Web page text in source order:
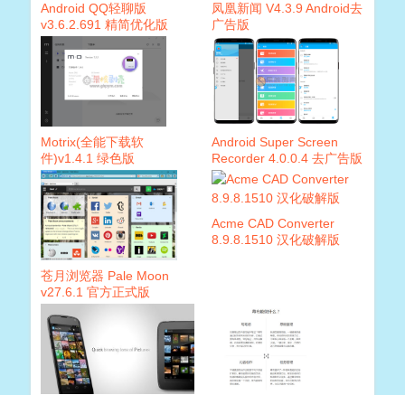
Android QQ轻聊版
v3.6.2.691 精简优化版
凤凰新闻 V4.3.9 Android去
广告版
Motrix(全能下载软
件)v1.4.1 绿色版
Android Super Screen
Recorder 4.0.0.4 去广告版
苍月浏览器 Pale Moon
v27.6.1 官方正式版
Acme CAD Converter
8.9.8.1510 汉化破解版